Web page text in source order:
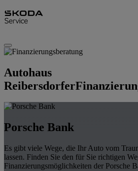
Autohaus
Reibersdorfer
Porsche Bank
Es gibt viele Wege, die Ihr Auto vom
lassen. Finden Sie den für Sie richtigen
Finanzierungsmöglichkeiten der Porsche